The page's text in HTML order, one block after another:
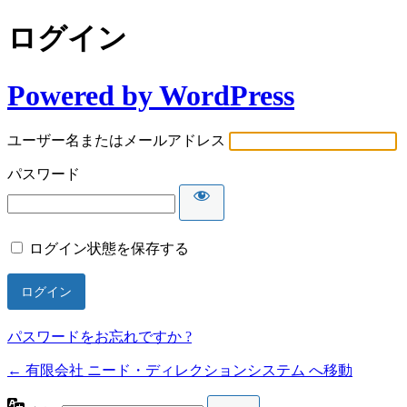
ログイン
Powered by WordPress
ユーザー名またはメールアドレス
パスワード
ログイン状態を保存する
パスワードをお忘れですか ?
← 有限会社 ニード・ディレクションシステム へ移動